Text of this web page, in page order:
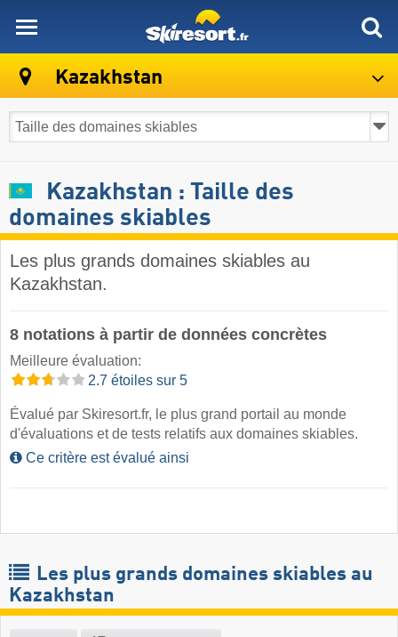
Kazakhstan
Kazakhstan : Taille des
domaines skiables
Les plus grands domaines skiables au
Kazakhstan.
8 notations à partir de données concrètes
Meilleure évaluation:
2.7 étoiles sur 5
Évalué par Skiresort.fr, le plus grand portail au monde
d'évaluations et de tests relatifs aux domaines skiables.
Ce critère est évalué ainsi
Les plus grands domaines skiables au
Kazakhstan